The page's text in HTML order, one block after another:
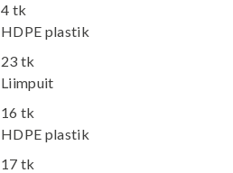
4 tk
HDPE plastik
23 tk
Liimpuit
16 tk
HDPE plastik
17 tk